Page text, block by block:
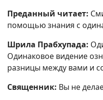
Преданный читает:
помощью знания с
Шрила Прабхупада:
Одинаковое видение
разницы между вами и
Священник: Вы не